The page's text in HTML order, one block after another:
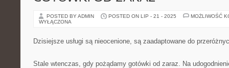
POSTED BY ADMIN POSTED ON LIP - 21 - 2025
MOŻLIWOŚĆ
WYŁĄCZONA
Dzisiejsze usługi są nieocenione, są zaadaptowane do
Stale wtenczas, gdy pożądamy gotówki od zaraz. Na